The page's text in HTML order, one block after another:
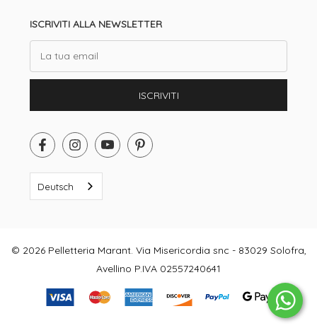
ISCRIVITI ALLA NEWSLETTER
ISCRIVITI
Deutsch
© 2026 Pelletteria Marant. Via Misericordia snc - 83029 Solofra,
Avellino P.IVA 02557240641